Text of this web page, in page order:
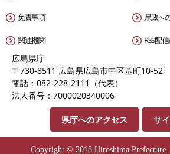
免責事項 県政へ
関連機関 RSS配
広島県庁
〒730-8511 広島県広島市中区基町10-52
電話：082-228-2111（代表）
法人番号：7000020340006
県庁へのアクセス サ
Copyright © 2018 Hiroshima Prefecture.